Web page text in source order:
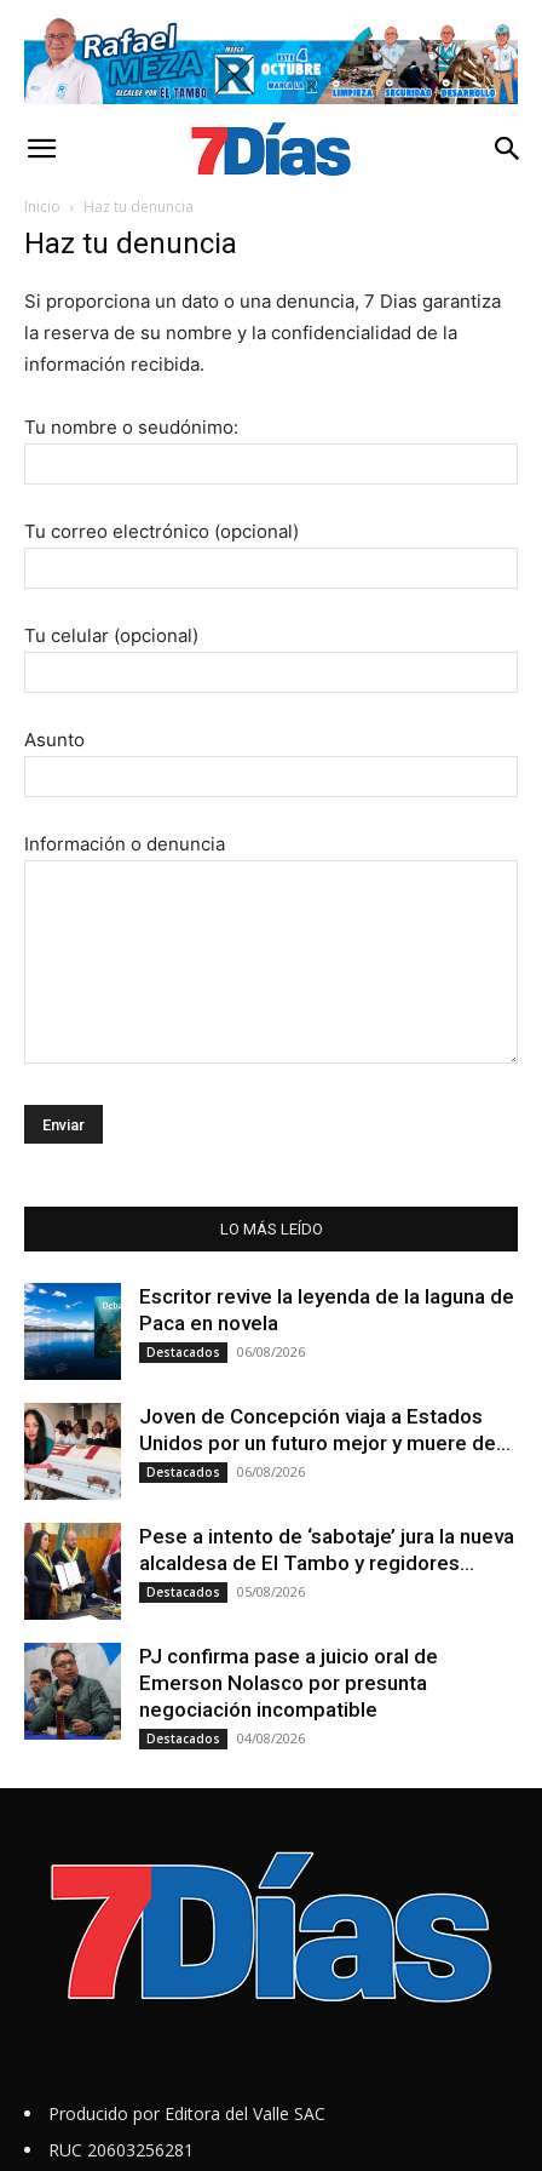
Inicio Haz tu denuncia
Haz tu denuncia
Si proporciona un dato o una denuncia, 7 Dias garantiza
la reserva de su nombre y la confidencialidad de la
información recibida.
Tu nombre o seudónimo:
Tu correo electrónico (opcional)
Tu celular (opcional)
Asunto
Información o denuncia
LO MÁS LEÍDO
Escritor revive la leyenda de la laguna de
Paca en novela
Destacados 06/08/2026
Joven de Concepción viaja a Estados
Unidos por un futuro mejor y muere de...
Destacados 06/08/2026
Pese a intento de ‘sabotaje’ jura la nueva
alcaldesa de El Tambo y regidores...
Destacados 05/08/2026
PJ confirma pase a juicio oral de
Emerson Nolasco por presunta
negociación incompatible
Destacados 04/08/2026
Producido por Editora del Valle SAC
RUC 20603256281